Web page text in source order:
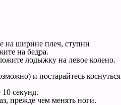
на ширине плеч, ступни
на бедра.
лодыжку на левое колено.
и постарайтесь коснуться
10 секунд.
прежде чем менять ноги.